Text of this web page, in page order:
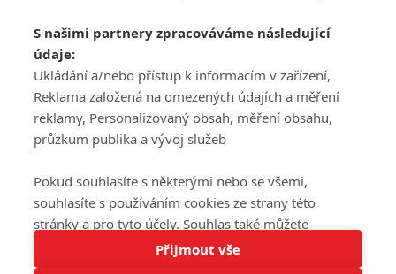
Tato stránka používá soubory cookies.
Šéfredaktorkou webu jePetr Slavík, e-mailserialy@fandimefilmu.cz
Máte-li zájem o inzerci na našem webu napište nám na e-mail
studio@koncal.com
Ochrana osobních údajů|Zásady používání cookies |Pravidla webu
Upravit nastavení soukromí
© 2016 – 2026 FandimeSerialum.cz / All rights reserved /
S našimi partnery zpracováváme následující
údaje:
Ukládání a/nebo přístup k informacím v zařízení,
Reklama založená na omezených údajích a měření
reklamy, Personalizovaný obsah, měření obsahu,
průzkum publika a vývoj služeb
Pokud souhlasíte s některými nebo se všemi,
souhlasíte s používáním cookies ze strany této
stránky a pro tyto účely. Souhlas také můžete
odmítnout, ale v takovém případě vám na stránce
nebudou k dispozici některé personalizované funkce.
Přijmout vše